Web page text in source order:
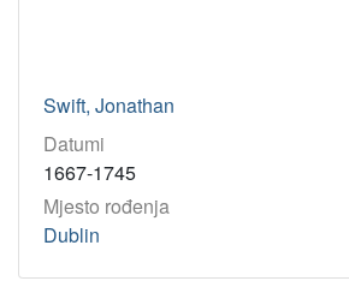
Swift, Jonathan
Datumi
1667-1745
Mjesto rođenja
Dublin